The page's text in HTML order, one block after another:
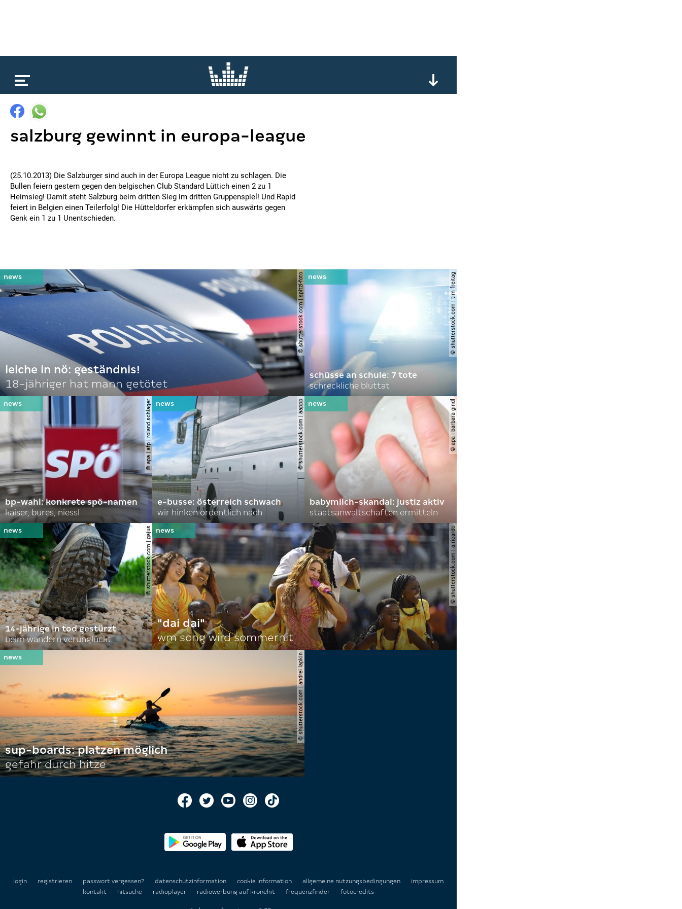
salzburg gewinnt in europa-league
(25.10.2013) Die Salzburger sind auch in der Europa League nicht zu schlagen. Die
Bullen feiern gestern gegen den belgischen Club Standard Lüttich einen 2 zu 1
Heimsieg! Damit steht Salzburg beim dritten Sieg im dritten Gruppenspiel! Und Rapid
feiert in Belgien einen Teilerfolg! Die Hütteldorfer erkämpfen sich auswärts gegen
Genk ein 1 zu 1 Unentschieden.
© shutterstock.com | spitzi-foto
leiche in nö: geständnis!
18-jähriger hat mann getötet
© shutterstock.com | tim freitag
schüsse an schule: 7 tote
schreckliche bluttat
© apa | afp | roland schlager
bp-wahl: konkrete spö-namen
kaiser, bures, niessl
© shutterstock.com | aappp
e-busse: österreich schwach
wir hinken ordentlich nach
© apa | barbara gindl
babymilch-skandal: justiz aktiv
staatsanwaltschaften ermitteln
© shutterstock.com | gajus
14-jährige in tod gestürzt
beim wandern verunglückt
© shutterstock.com | a.ricardo
"dai dai"
wm song wird sommerhit
© shutterstock.com | andrei lapkin
sup-boards: platzen möglich
gefahr durch hitze
login registrieren passwort vergessen? datenschutzinformation cookie information allgemeine nutzungsbedingungen
impressum
kontakt
hitsuche radioplayer radiowerbung auf kronehit frequenzfinder fotocredits